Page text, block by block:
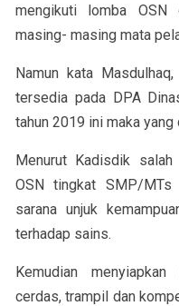
mengikuti lomba OSN
masing- masing mata
Namun kata
tersedia pada DPA
tahun 2019 ini maka yang
Menurut Kadisdik
OSN tingkat SMP/
sarana unjuk
terhadap sains.
Kemudian
cerdas, trampil dan